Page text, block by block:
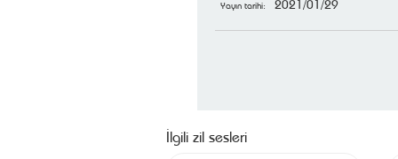
Yayın tarihi:
İlgili zil sesleri